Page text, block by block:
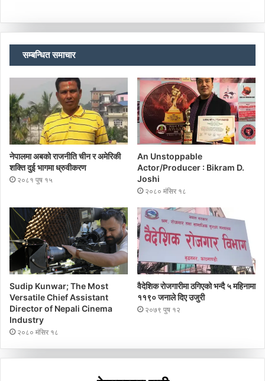
सम्बन्धित समाचार
नेपालमा अबको राजनीति चीन र अमेरिकी
शक्ति दुई भागमा ध्रुवीकरण
२०८१ पुष १५
An Unstoppable
Actor/Producer : Bikram D.
Joshi
२०८० मंसिर १८
Sudip Kunwar; The Most
Versatile Chief Assistant
Director of Nepali Cinema
Industry
२०८० मंसिर १८
वैदेशिक रोजगारीमा ठगिएको भन्दै ५ महिनामा
११९० जनाले दिए उजुरी
२०७९ पुष १२